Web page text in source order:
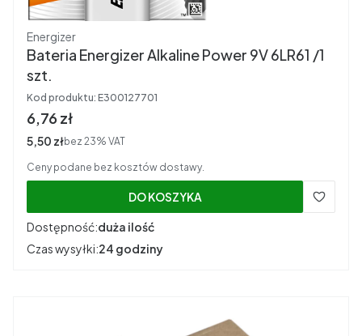
Producent
Energizer
Bateria Energizer Alkaline Power 9V 6LR61 /1
szt.
Kod produktu: E300127701
Cena brutto
6,76 zł
Cena netto
5,50 złbez 23% VAT
Ceny podane bez kosztów dostawy.
DO KOSZYKA
Dostępność:duża ilość
Czas wysyłki:24 godziny